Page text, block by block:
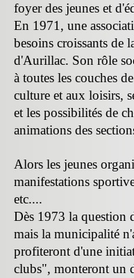
foyer des jeunes et
En 1971, une
besoins croissants de
d'Aurillac. Son rôle
à toutes les couches
culture et aux loisirs,
et les possibilités de
animations des
Alors les jeunes
manifestations
etc....
Dès 1973 la question
mais la municipalité
profiteront d'une
clubs", monteront un